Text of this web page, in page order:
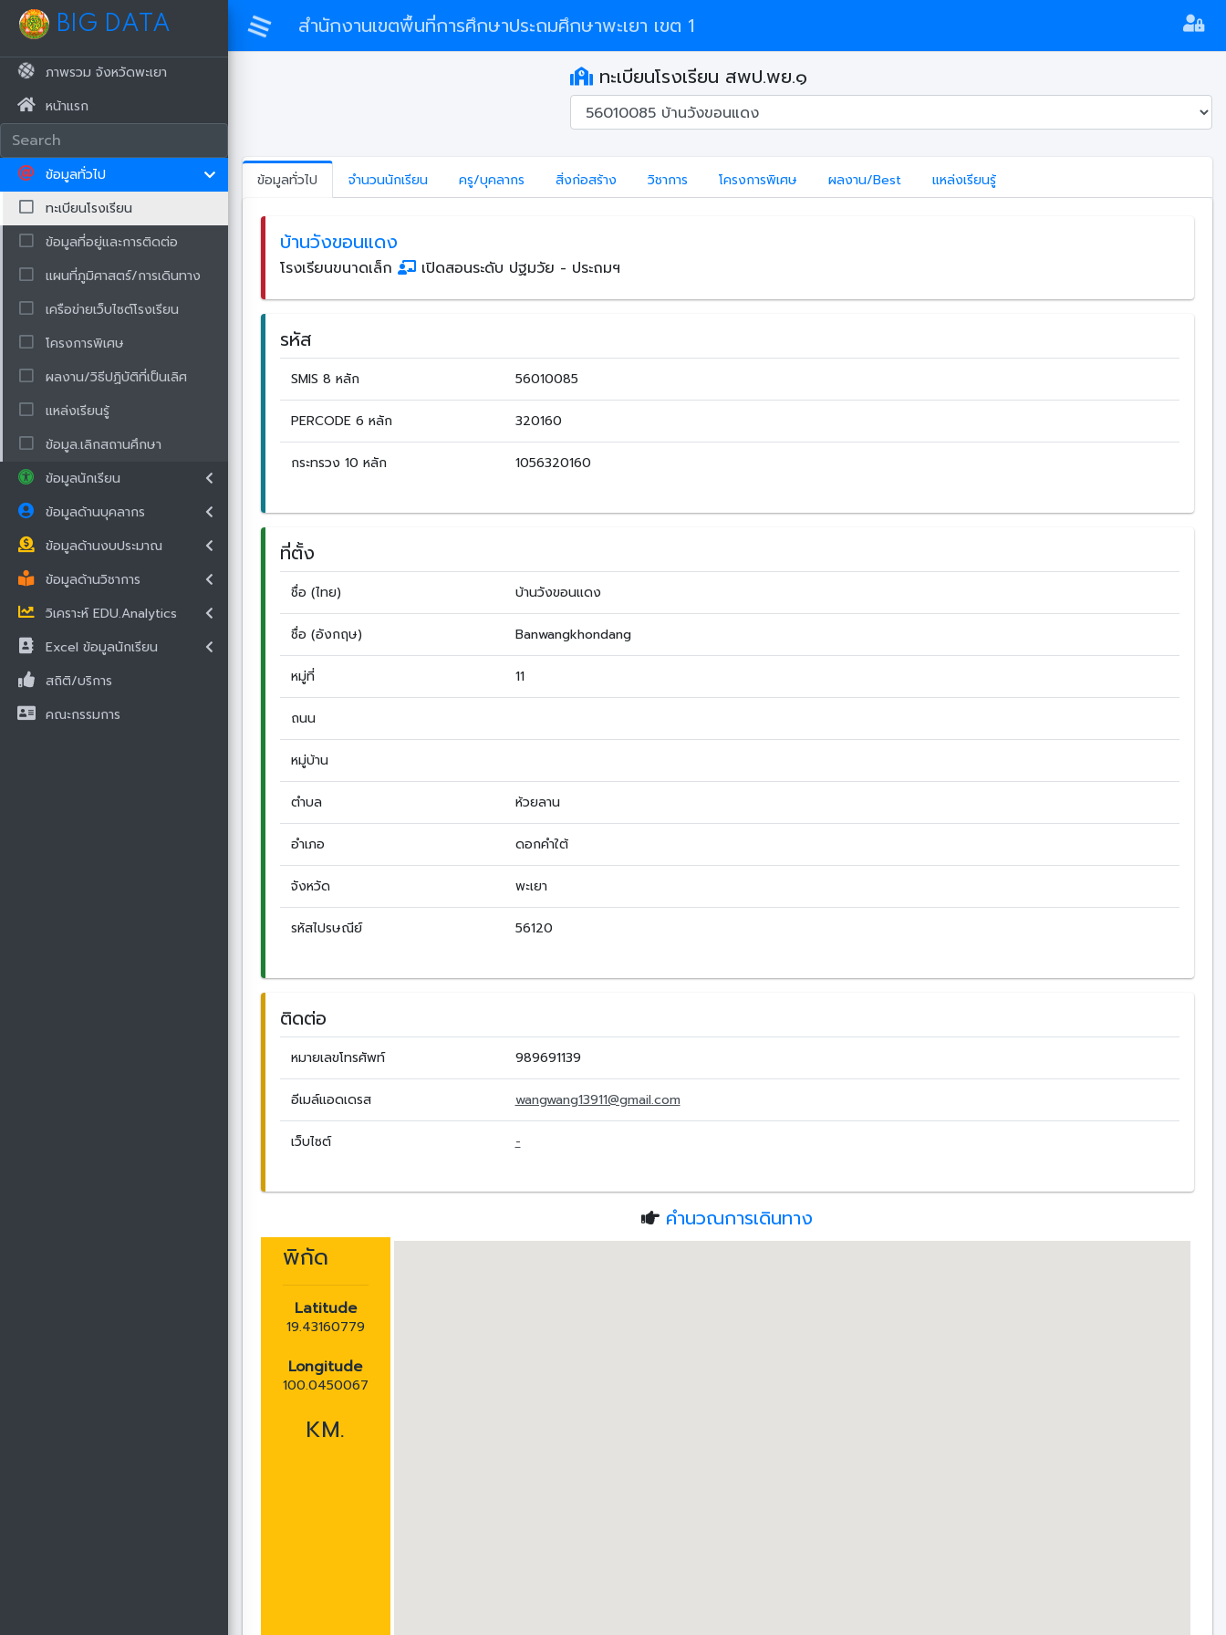
สำนักงานเขตพื้นที่การศึกษาประถมศึกษาพะเยา เขต 1
BIG DATA
ภาพรวม จังหวัดพะเยา
หน้าแรก
ข้อมูลทั่วไป
ทะเบียนโรงเรียน
ข้อมูลที่อยู่และการติดต่อ
แผนที่ภูมิศาสตร์/การเดินทาง
เครือข่ายเว็บไซต์โรงเรียน
โครงการพิเศษ
ผลงาน/วิธีปฏิบัติที่เป็นเลิศ
แหล่งเรียนรู้
ข้อมูล.เลิกสถานศึกษา
ข้อมูลนักเรียน
ข้อมูลด้านบุคลากร
ข้อมูลด้านงบประมาณ
ข้อมูลด้านวิชาการ
วิเคราะห์ EDU.Analytics
Excel ข้อมูลนักเรียน
สถิติ/บริการ
คณะกรรมการ
ทะเบียนโรงเรียน สพป.พย.๑
ข้อมูลทั่วไป จำนวนนักเรียน ครู/บุคลากร สิ่งก่อสร้าง วิชาการ โครงการพิเศษ ผลงาน/Best แหล่งเรียนรู้
บ้านวังขอนแดง
โรงเรียนขนาดเล็ก เปิดสอนระดับ ปฐมวัย - ประถมฯ
รหัส
SMIS 8 หลัก 56010085
PERCODE 6 หลัก 320160
กระทรวง 10 หลัก 1056320160
ที่ตั้ง
ชื่อ (ไทย) บ้านวังขอนแดง
ชื่อ (อังกฤษ) Banwangkhondang
หมู่ที่ 11
ถนน
หมู่บ้าน
ตำบล ห้วยลาน
อำเภอ ดอกคำใต้
จังหวัด พะเยา
รหัสไปรษณีย์ 56120
ติดต่อ
หมายเลขโทรศัพท์ 989691139
อีเมล์แอดเดรส wangwang13911@gmail.com
เว็บไซต์ -
คำนวณการเดินทาง
พิกัด
Latitude
19.43160779
Longitude
100.0450067
KM.